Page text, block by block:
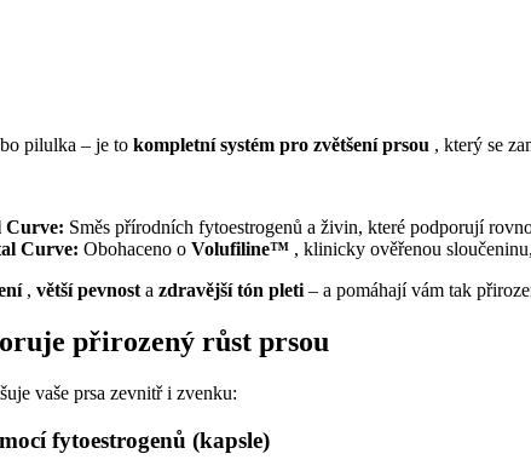
pilulka – je to kompletní systém pro zvětšení prsou , který se
Curve: Směs přírodních fytoestrogenů a živin, které podporují
Curve: Obohaceno o Volufiline™ , klinicky ověřenou
, větší pevnosta zdravější tón pleti– a pomáhají vám tak
přirozený růst prsou
vaše prsa zevnitř i zvenku:
fytoestrogenů (kapsle)